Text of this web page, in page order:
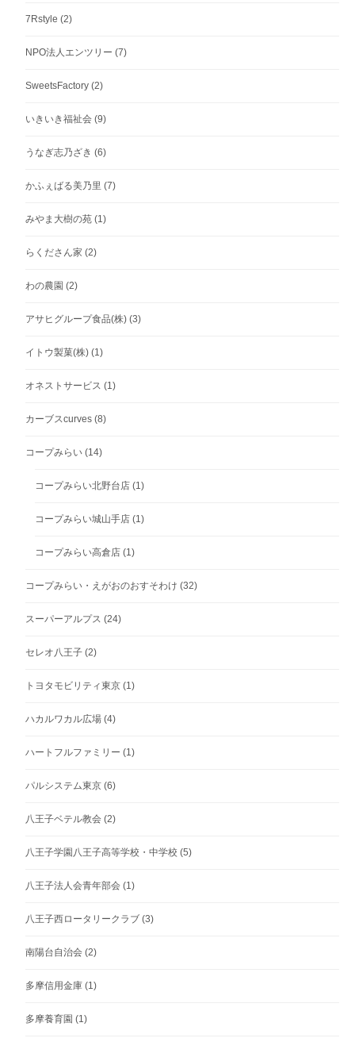
7Rstyle (2)
NPO法人エンツリー (7)
SweetsFactory (2)
いきいき福祉会 (9)
うなぎ志乃ざき (6)
かふぇばる美乃里 (7)
みやま大樹の苑 (1)
らくださん家 (2)
わの農園 (2)
アサヒグループ食品(株) (3)
イトウ製菓(株) (1)
オネストサービス (1)
カーブスcurves (8)
コープみらい (14)
コープみらい北野台店 (1)
コープみらい城山手店 (1)
コープみらい高倉店 (1)
コープみらい・えがおのおすそわけ (32)
スーパーアルプス (24)
セレオ八王子 (2)
トヨタモビリティ東京 (1)
ハカルワカル広場 (4)
ハートフルファミリー (1)
パルシステム東京 (6)
八王子ベテル教会 (2)
八王子学園八王子高等学校・中学校 (5)
八王子法人会青年部会 (1)
八王子西ロータリークラブ (3)
南陽台自治会 (2)
多摩信用金庫 (1)
多摩養育園 (1)